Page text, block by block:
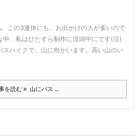
この3連休にも、お出かけの人が多いので
中、私はひたすら制作に没頭中にです(泣)
ハイクで、山に向かいます。高い山のい
を読む 山にバス ...